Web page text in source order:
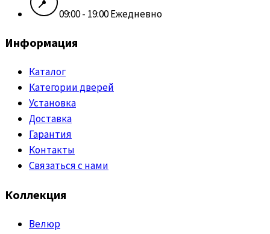
09:00 - 19:00 Ежедневно
Информация
Каталог
Категории дверей
Установка
Доставка
Гарантия
Контакты
Связаться с нами
Коллекция
Велюр